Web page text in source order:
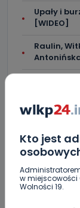
Kto jest
w miejscowości
Wolności 19.
Upały i
[WIDEO]
Raulin,
Nastolatek